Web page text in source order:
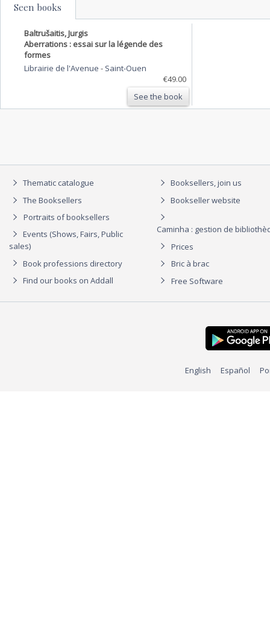
Seen books
Baltrušaitis, Jurgis
Aberrations : essai sur la légende des
formes
Librairie de l'Avenue - Saint-Ouen
€49.00
See the book
Thematic catalogue
The Booksellers
Portraits of booksellers
Events (Shows, Fairs, Public
sales)
Book professions directory
Find our books on Addall
Booksellers, join us
Bookseller website
Caminha : gestion de
Prices
Bric à brac
Free Software
English Español